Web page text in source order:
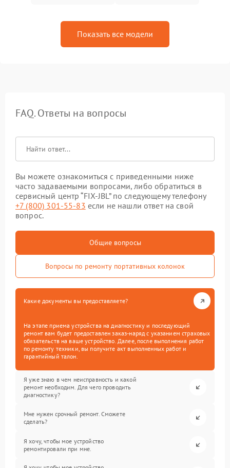
Показать все модели
FAQ. Ответы на вопросы
Вы можете ознакомиться с приведенными ниже
часто задаваемыми вопросами, либо обратиться в
сервисный центр “FIX-JBL” по следующему телефону
+7 (800) 301-55-83 если не нашли ответ на свой
вопрос.
Общие вопросы
Вопросы по ремонту портативных колонок
Какие документы вы предоставляете?
На этапе приема устройства на диагностику и последующий
ремонт вам будет предоставлен заказ-наряд с указанием страховых
обязательств на ваше устройство. Далее, после выполнения работ
по ремонту техники, вы получите акт выполненных работ и
гарантийный талон.
Я уже знаю в чем неисправность и какой
ремонт необходим. Для чего проводить
диагностику?
Мне нужен срочный ремонт. Сможете
сделать?
Я хочу, чтобы мое устройство
ремонтировали при мне.